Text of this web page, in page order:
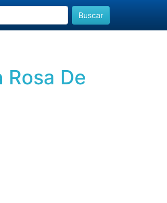
Buscar
De